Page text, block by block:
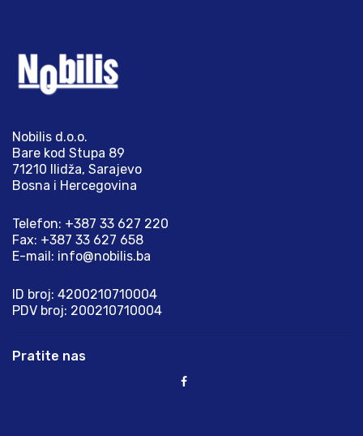
Nobilis d.o.o.
Bare kod Stupa 89
71210 Ilidža, Sarajevo
Bosna i Hercegovina
Telefon: +387 33 627 220
Fax: +387 33 627 658
E-mail: info@nobilis.ba
ID broj: 4200210710004
PDV broj: 200210710004
Pratite nas